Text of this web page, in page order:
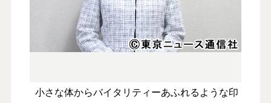
小さな体からバイタリティーあふれるような印